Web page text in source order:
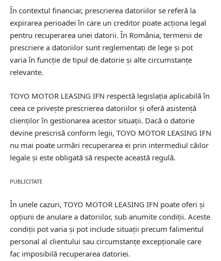
În contextul financiar, prescrierea datoriilor se referă la
expirarea perioadei în care un creditor poate acționa legal
pentru recuperarea unei datorii. În România, termenii de
prescriere a datoriilor sunt reglementați de lege și pot
varia în funcție de tipul de datorie și alte circumstanțe
relevante.
TOYO MOTOR LEASING IFN respectă legislația aplicabilă în
ceea ce privește prescrierea datoriilor și oferă asistență
clienților în gestionarea acestor situații. Dacă o datorie
devine prescrisă conform legii, TOYO MOTOR LEASING IFN
nu mai poate urmări recuperarea ei prin intermediul căilor
legale și este obligată să respecte această regulă.
PUBLICITATE
În unele cazuri, TOYO MOTOR LEASING IFN poate oferi și
opțiuni de anulare a datoriilor, sub anumite condiții. Aceste
condiții pot varia și pot include situații precum falimentul
personal al clientului sau circumstanțe excepționale care
fac imposibilă recuperarea datoriei.